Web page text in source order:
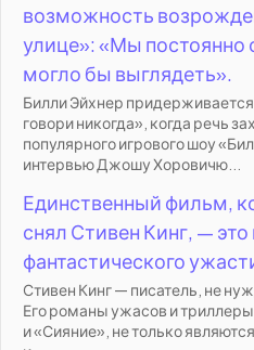
возможность
улице»: «Мы постоянно
могло бы выглядеть».
Билли Эйхнер
говори никогда», когда речь
популярного игрового шоу
интервью Джошу Хоровичю...
Единственный фильм,
снял Стивен Кинг, —
фантастического
Стивен Кинг — писатель, не
Его романы ужасов и
и «Сияние», не только